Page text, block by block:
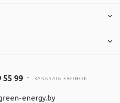
55 99 ЗАКАЗАТЬ ЗВОНОК
energy.by